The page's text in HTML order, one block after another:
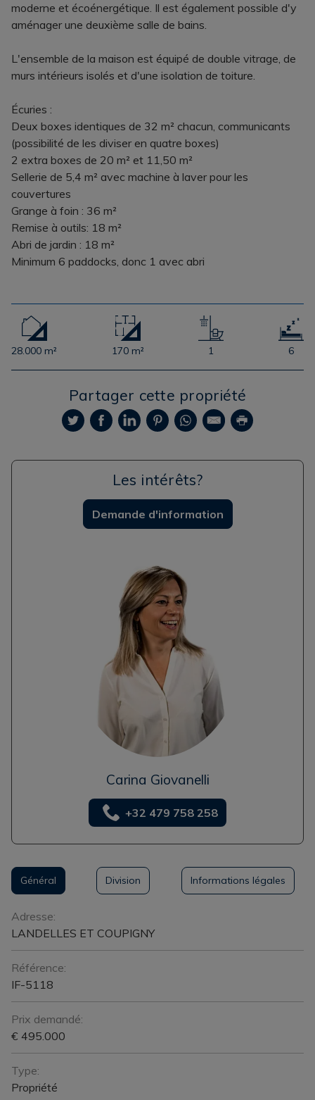
moderne et écoénergétique. Il est également possible d'y
aménager une deuxième salle de bains.
L'ensemble de la maison est équipé de double vitrage, de
murs intérieurs isolés et d'une isolation de toiture.
Écuries :
Deux boxes identiques de 32 m² chacun, communicants
(possibilité de les diviser en quatre boxes)
2 extra boxes de 20 m² et 11,50 m²
Sellerie de 5,4 m² avec machine à laver pour les
couvertures
Grange à foin : 36 m²
Remise à outils: 18 m²
Abri de jardin : 18 m²
Minimum 6 paddocks, donc 1 avec abri
28.000 m² 170 m² 1 6
Partager cette propriété
Les intérêts?
Demande d'information
Carina Giovanelli
+32 479 758 258
Général Division Informations légales
Général
Adresse:
LANDELLES ET COUPIGNY
Référence:
IF-5118
Prix demandé:
€ 495.000
Type:
Propriété